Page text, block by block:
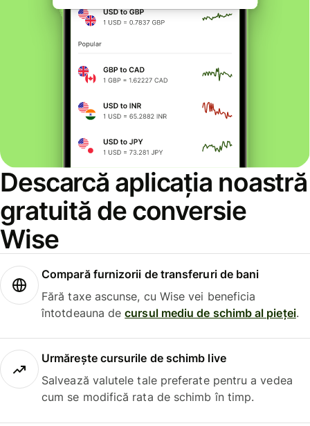
Descarcă aplicația noastră
gratuită de conversie
Wise
Compară furnizorii de transferuri de bani
Fără taxe ascunse, cu Wise vei beneficia
întotdeauna decursul mediu de schimb al pieței.
Urmărește cursurile de schimb live
Salvează valutele tale preferate pentru a vedea
cum se modifică rata de schimb în timp.